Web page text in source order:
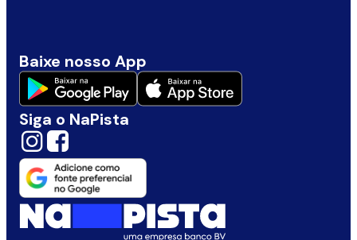
Baixe nosso App
Siga o NaPista